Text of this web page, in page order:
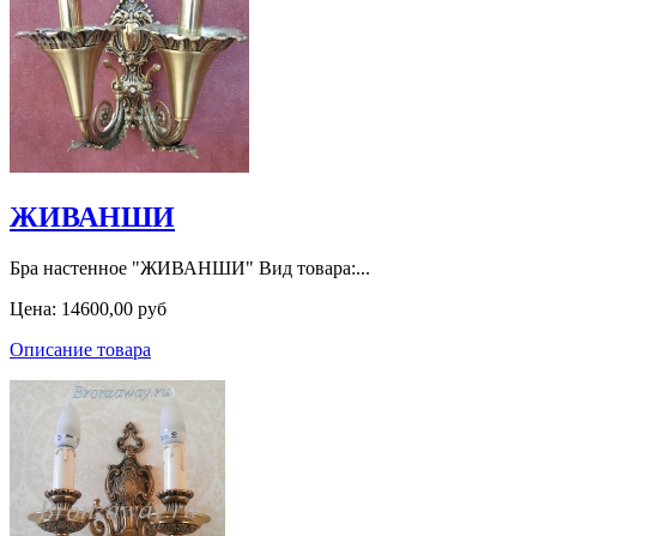
ЖИВАНШИ
Бра настенное "ЖИВАНШИ" Вид товара:...
Цена: 14600,00 руб
Описание товара